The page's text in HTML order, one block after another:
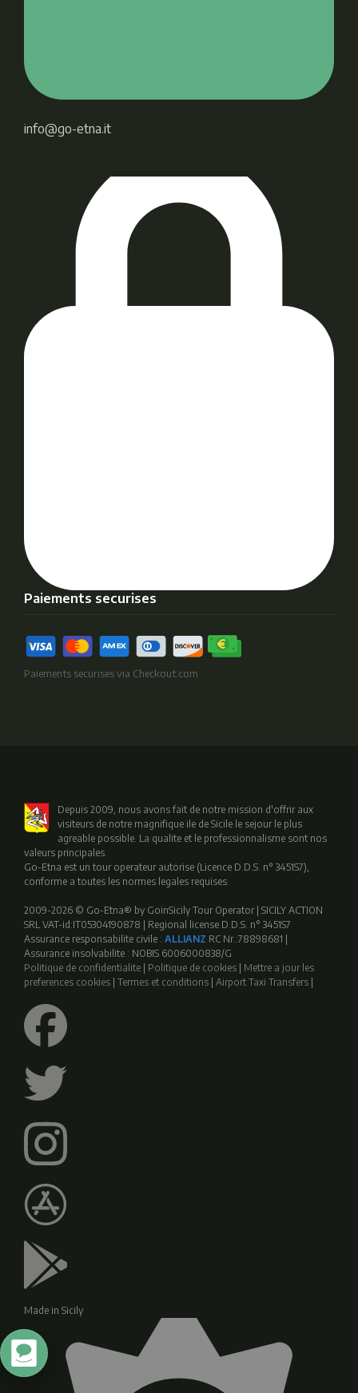
info@go-etna.it
Paiements securises
Paiements securises via Checkout.com
Depuis 2009, nous avons fait de notre mission d'offrir aux
visiteurs de notre magnifique ile de Sicile le sejour le plus
agreable possible. La qualite et le professionnalisme sont nos
valeurs principales.
Go-Etna est un tour operateur autorise (Licence D.D.S. n° 3451S7),
conforme a toutes les normes legales requises.
2009-2026 © Go-Etna® by GoinSicily Tour Operator | SICILY ACTION
SRL VAT-id:IT05304190878 | Regional license D.D.S. n° 3451S7
Assurance responsabilite civile : ALLIANZ RC Nr.:78898681 |
Assurance insolvabilite : NOBIS 6006000838/G
Politique de confidentialite
Politique de cookies
Mettre a jour les
preferences cookies Termes et conditions Airport Taxi Transfers
Made in Sicily